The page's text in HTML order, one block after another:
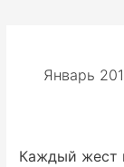
Январь
Каждый жест